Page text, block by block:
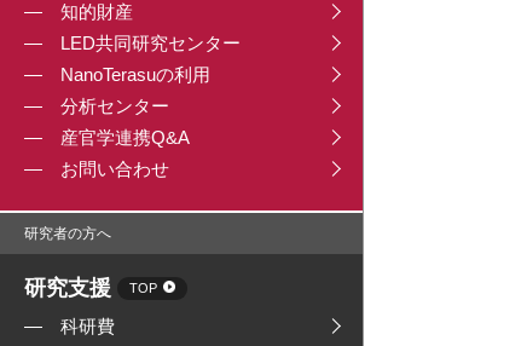
知的財産
LED共同研究センター
NanoTerasuの利用
分析センター
産官学連携Q&A
お問い合わせ
研究者の方へ
研究支援 TOP
科研費